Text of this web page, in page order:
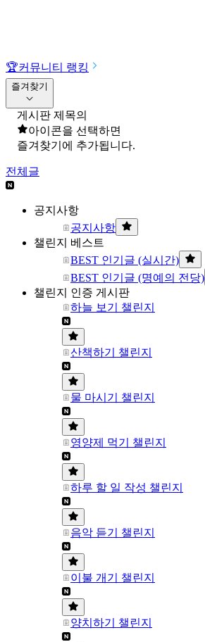
🏆커뮤니티 랭킹
즐겨찾기
게시판 제목의
아이콘을 선택하면
즐겨찾기에 추가됩니다.
전체글
공지사항
공지사항
챌린지 베스트
BEST 인기글 (실시간)
BEST 인기글 (명예의 전당)
챌린지 인증 게시판
하늘 보기 챌린지
산책하기 챌린지
물 마시기 챌린지
영양제 먹기 챌린지
하루 할 일 작성 챌린지
음악 듣기 챌린지
이불 개기 챌린지
양치하기 챌린지